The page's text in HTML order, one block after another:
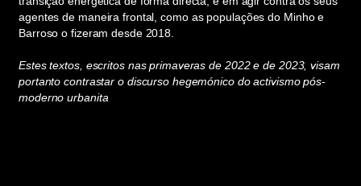
agentes de maneira frontal, como as populações do Minho e
Barroso o fizeram desde 2018.
Estes textos, escritos nas primaveras de 2022 e de 2023, visam
portanto contrastar o discurso hegemónico do activismo pós-
moderno urbanita